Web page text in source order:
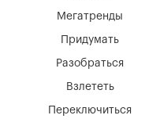
Мегатренды
Придумать
Разобраться
Взлететь
Переключиться